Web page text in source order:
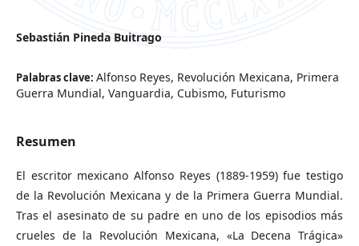
Sebastián Pineda Buitrago
Palabras clave: Alfonso Reyes, Revolución Mexicana, Primera
Guerra Mundial, Vanguardia, Cubismo, Futurismo
Resumen
El escritor mexicano Alfonso Reyes (1889-1959) fue testigo
de la Revolución Mexicana y de la Primera Guerra Mundial.
Tras el asesinato de su padre en uno de los episodios más
crueles de la Revolución Mexicana, «La Decena Trágica»